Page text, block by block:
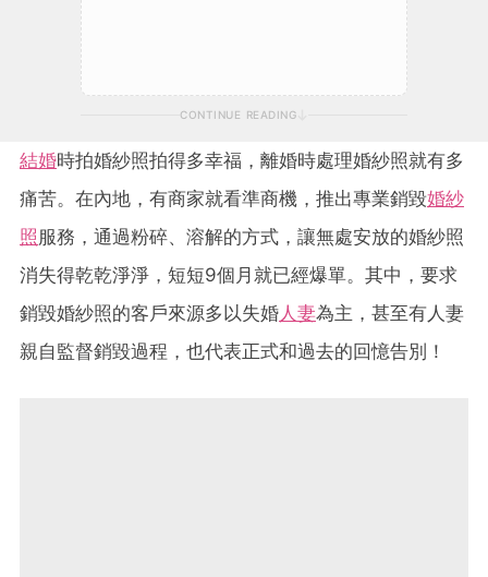
CONTINUE READING
結婚時拍婚紗照拍得多幸福，離婚時處理婚紗照就有多
痛苦。在內地，有商家就看準商機，推出專業銷毀婚紗
照 服務，通過粉碎、溶解的方式，讓無處安放的婚紗照
消失得乾乾淨淨，短短9個月就已經爆單。其中，要求
銷毀婚紗照的客戶來源多以失婚 人妻為主，甚至有人妻
親自監督銷毀過程，也代表正式和過去的回憶告別！